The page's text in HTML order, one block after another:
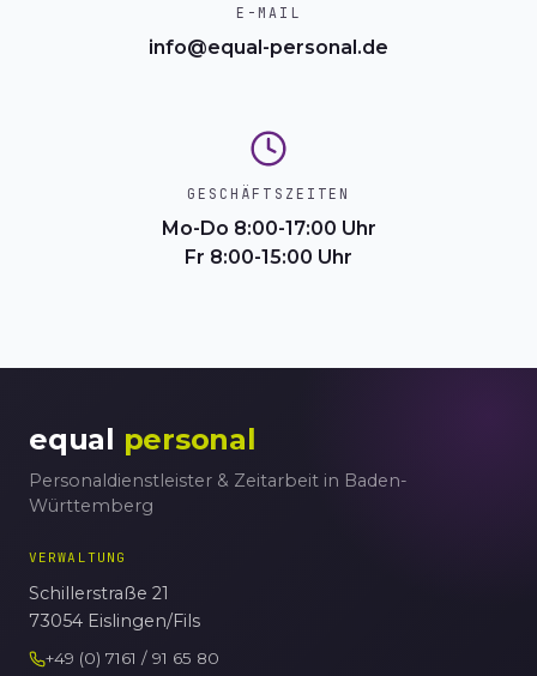
E-MAIL
info@equal-personal.de
GESCHÄFTSZEITEN
Mo-Do 8:00-17:00 Uhr
Fr 8:00-15:00 Uhr
equal personal
Personaldienstleister & Zeitarbeit in Baden-
Württemberg
VERWALTUNG
Schillerstraße 21
73054 Eislingen/Fils
+49 (0) 7161 / 91 65 80